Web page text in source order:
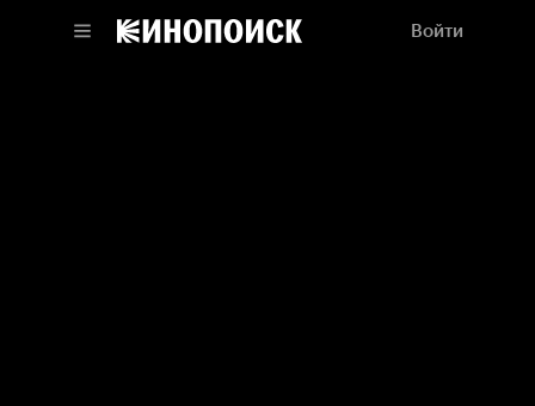
Войти